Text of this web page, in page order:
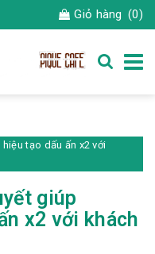
Giỏ hàng (0)
tạo dấu ấn x2 với
giúp
x2 với khách